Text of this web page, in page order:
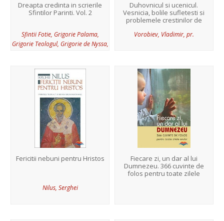
Dreapta credinta in scrierile
Sfintilor Parinti. Vol. 2
Sfintii Fotie, Grigorie Palama,
Grigorie Teologul, Grigorie de Nyssa,
Ioan Damaschinul
Duhovnicul si ucenicul.
Vesnicia, bolile sufletesti si
problemele crestinilor de
Vorobiev, Vladimir, pr.
Fericitii nebuni pentru Hristos
Nilus, Serghei
Fiecare zi, un dar al lui
Dumnezeu. 366 cuvinte de
folos pentru toate zilele